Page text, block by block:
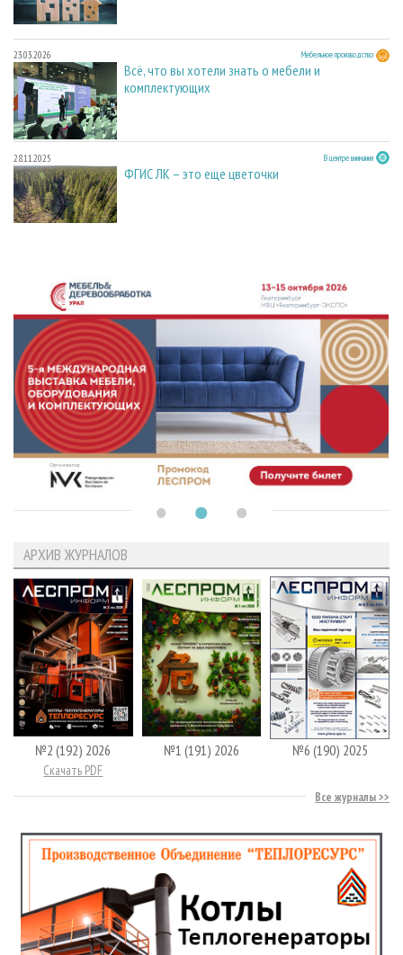
23.03.2026 Мебельное производство
Всё, что вы хотели знать о мебели и
комплектующих
28.11.2025 В центре внимания
ФГИС ЛК – это еще цветочки
АРХИВ ЖУРНАЛОВ
№2 (192) 2026
Скачать PDF
№1 (191) 2026 №6 (190) 2025
Все журналы